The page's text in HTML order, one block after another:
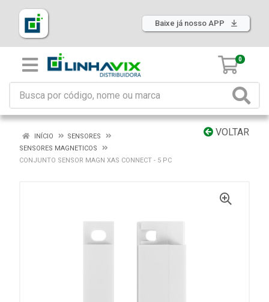
Baixe já nosso APP
0
VOLTAR
INÍCIO
SENSORES
SENSORES MAGNETICOS
CONJUNTO SENSOR MAGN XAS CONNECT - 5 PC